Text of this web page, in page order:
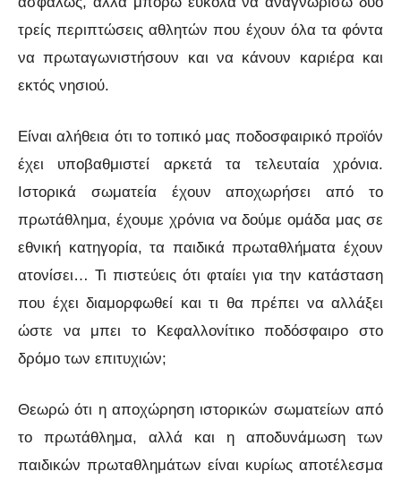
τρείς περιπτώσεις αθλητών που έχουν όλα τα φόντα
να πρωταγωνιστήσουν και να κάνουν καριέρα και
εκτός νησιού.
Είναι αλήθεια ότι το τοπικό μας ποδοσφαιρικό προϊόν
έχει υποβαθμιστεί αρκετά τα τελευταία χρόνια.
Ιστορικά σωματεία έχουν αποχωρήσει από το
πρωτάθλημα, έχουμε χρόνια να δούμε ομάδα μας σε
εθνική κατηγορία, τα παιδικά πρωταθλήματα έχουν
ατονίσει… Τι πιστεύεις ότι φταίει για την κατάσταση
που έχει διαμορφωθεί και τι θα πρέπει να αλλάξει
ώστε να μπει το Κεφαλλονίτικο ποδόσφαιρο στο
δρόμο των επιτυχιών;
Θεωρώ ότι η αποχώρηση ιστορικών σωματείων από
το πρωτάθλημα, αλλά και η αποδυνάμωση των
παιδικών πρωταθλημάτων είναι κυρίως αποτέλεσμα